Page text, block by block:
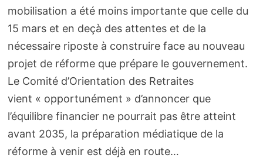
mobilisation a été moins importante que celle du
15 mars et en deçà des attentes et de la
nécessaire riposte à construire face au nouveau
projet de réforme que prépare le gouvernement.
Le Comité d’Orientation des Retraites
vient « opportunément » d’annoncer que
l’équilibre financier ne pourrait pas être atteint
avant 2035, la préparation médiatique de la
réforme à venir est déjà en route…